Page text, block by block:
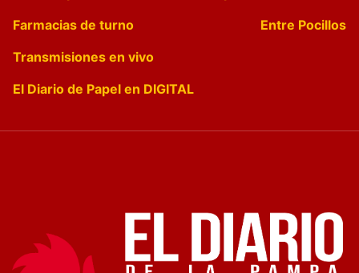
Farmacias de turno
Entre Pocillos
Transmisiones en vivo
El Diario de Papel en DIGITAL